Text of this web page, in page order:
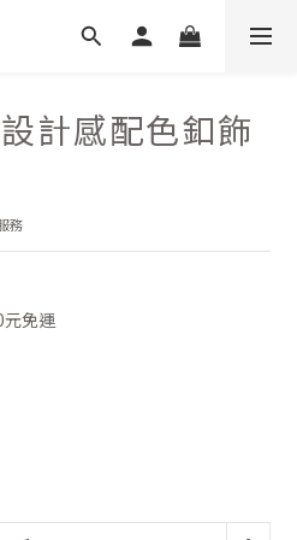
計感配色釦飾
務
免運